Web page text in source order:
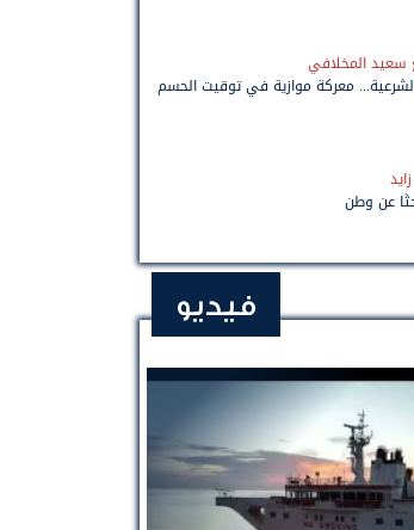
سعيد المخلافي
معركة موازية في توقيت الحسم
عن وطن
فيديو